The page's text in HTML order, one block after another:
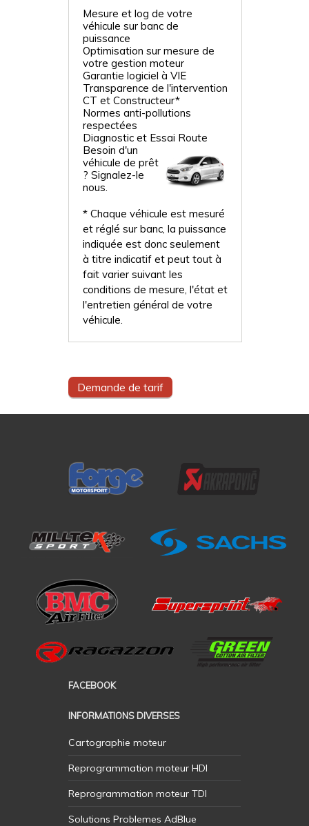
Mesure et log de votre
véhicule sur banc de
puissance
Optimisation sur mesure de
votre gestion moteur
Garantie logiciel à VIE
Transparence de l'intervention
CT et Constructeur*
Normes anti-pollutions
respectées
Diagnostic et Essai Route
Besoin d'un
véhicule de prêt
? Signalez-le
nous.
* Chaque véhicule est mesuré
et réglé sur banc, la puissance
indiquée est donc seulement
à titre indicatif et peut tout à
fait varier suivant les
conditions de mesure, l'état et
l'entretien général de votre
véhicule.
Demande de tarif
FACEBOOK
INFORMATIONS DIVERSES
Cartographie moteur
Reprogrammation moteur HDI
Reprogrammation moteur TDI
Solutions Problemes AdBlue